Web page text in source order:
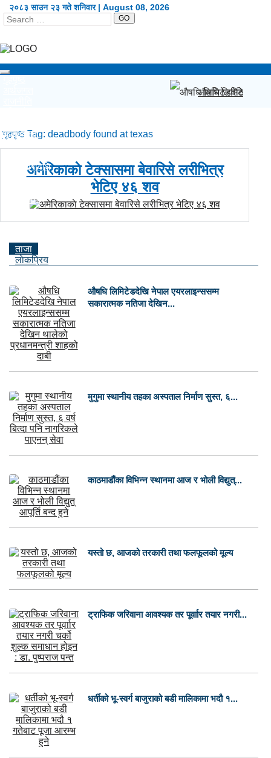
२०८३ साउन २३ गते शनिवार | August 08, 2026
GO
Toggle
कला/शैली
सूचना/प्रविधि
English
औषधि लिमिटेडदेखि
गृहपृष्ठ Tag: deadbody found at texas
अमेरिकाकाे टेक्सासमा बेवारिसे लरीभित्र
भेटिए ४६ शव
ताजा
लाेकप्रिय
औषधि लिमिटेडदेखि नेपाल एयरलाइन्ससम्म
सकारात्मक नतिजा देखिन...
मुगुमा स्थानीय तहका अस्पताल निर्माण सुस्त, ६...
काठमाडौंका विभिन्न स्थानमा आज र भोली विद्युत्...
यस्तो छ, आजको तरकारी तथा फलफूलको मूल्य
ट्राफिक जरिवाना आवश्यक तर पूर्वाार तयार नगरी...
धर्तीको भू-स्वर्ग बाजुराको बडी मालिकामा भदौ १...